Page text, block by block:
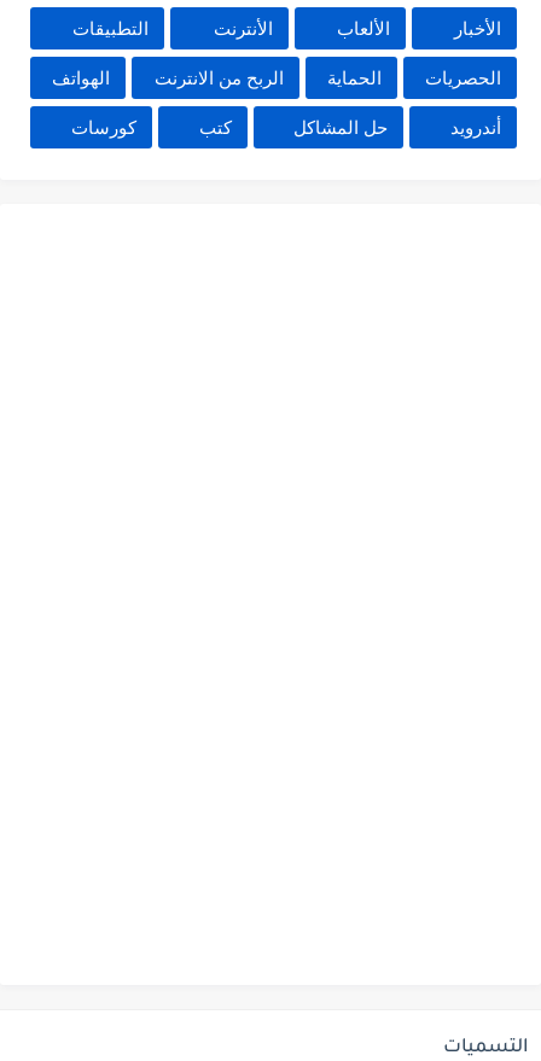
الأخبار الألعاب الأنترنت التطبيقات
الحصريات الحماية الربح من الانترنت الهواتف
أندرويد حل المشاكل كتب كورسات
التسميات